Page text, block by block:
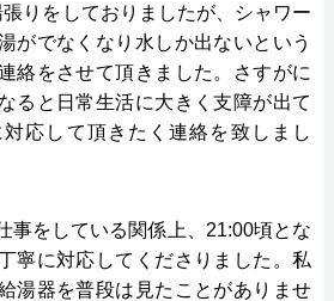
りをしておりましたが、シャワー
がでなくなり水しか出ないという
絡をさせて頂きました。さすがに
ると日常生活に大きく支障が出て
応して頂きたく連絡を致しまし
事をしている関係上、21:00頃とな
寧に対応してくださりました。私
湯器を普段は見たことがありませ